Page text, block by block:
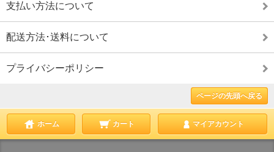
支払い方法について
配送方法･送料について
プライバシーポリシー
ページの先頭へ戻る
ホーム カート マイアカウント